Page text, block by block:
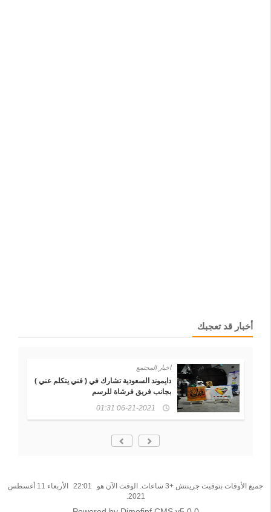
أخبار قد تعجبك
اخبار المجتمع
دايموند السعودية تشارك في ( فني يتكلم عني )
بجانب فريق فرشاة للرسم
06-21-2021 01:31
جميع الأوقات بتوقيت جرينتش +3 ساعات. الوقت الآن هو 22:01
الأربعاء 11 أغسطس
2021.